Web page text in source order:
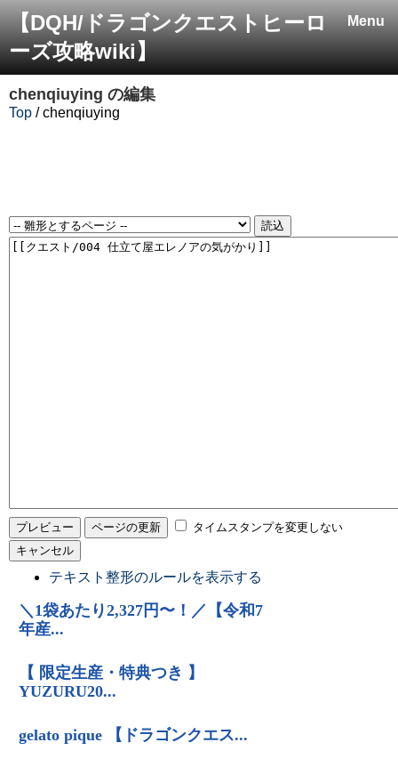
Menu
【DQH/ドラゴンクエストヒーロ
ーズ攻略wiki】
chenqiuying の編集
Top / chenqiuying
タイムスタンプを変更しない
テキスト整形のルールを表示する